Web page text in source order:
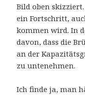
Bild oben
ein Fortschritt,
kommen wird. In
davon, dass die
an der
zu untenehmen.
Ich finde ja, man